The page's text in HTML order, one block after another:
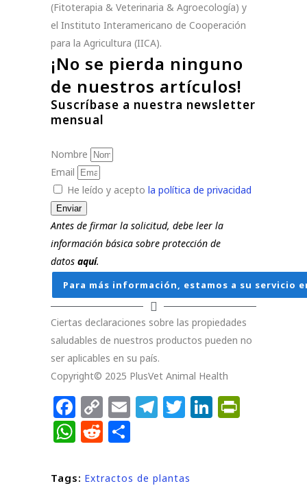
(Fitoterapia & Veterinaria & Agroecología) y
el Instituto Interamericano de Cooperación
para la Agricultura (IICA).
¡No se pierda ninguno
de nuestros artículos!
Suscríbase a nuestra newsletter
mensual
Nombre
Email
He leído y acepto la política de privacidad
Enviar
Antes de firmar la solicitud, debe leer la
información básica sobre protección de
datos aquí.
Para más información, estamos a su servicio
Ciertas declaraciones sobre las propiedades
saludables de nuestros productos pueden no
ser aplicables en su país.
Copyright© 2025 PlusVet Animal Health
Facebook
Copy
Link
EmailTelegram
TwitterLinkedIn
WhatsApp
Reddit
Tags: Extractos de plantas